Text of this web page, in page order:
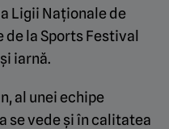
Ligii Naționale de
la Sports Festival
iarnă.
al unei echipe
se vede și în calitatea